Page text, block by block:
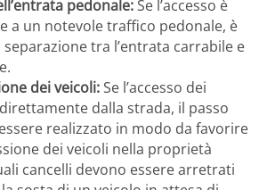
pedonale:Se l’accesso è
a un notevole traffico pedonale, è
separazione tra l’entrata carrabile e
dei veicoli:Se l’accesso dei
dalla strada, il passo
realizzato in modo da favorire
dei veicoli nella proprietà
cancelli devono essere arretrati